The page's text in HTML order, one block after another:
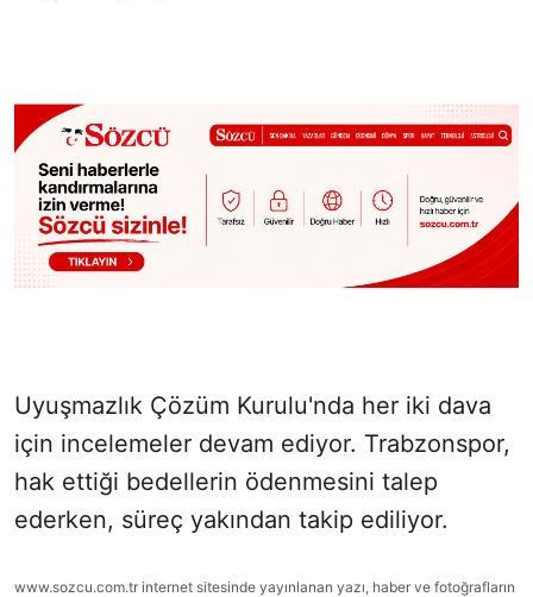
Uyuşmazlık Çözüm Kurulu'nda her iki dava
için incelemeler devam ediyor. Trabzonspor,
hak ettiği bedellerin ödenmesini talep
ederken, süreç yakından takip ediliyor.
www.sozcu.com.tr internet sitesinde yayınlanan yazı, haber ve fotoğrafların